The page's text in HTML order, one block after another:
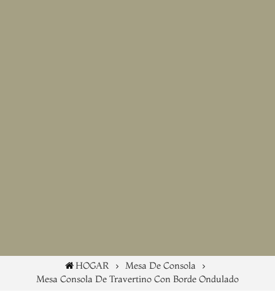
HOGAR
Mesa De Consola
Mesa Consola De Travertino Con Borde Ondulado